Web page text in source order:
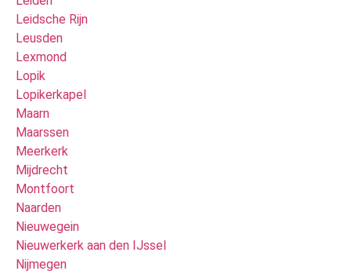
Leidsche Rijn
Leusden
Lexmond
Lopik
Lopikerkapel
Maarn
Maarssen
Meerkerk
Mijdrecht
Montfoort
Naarden
Nieuwegein
Nieuwerkerk aan den IJssel
Nijmegen